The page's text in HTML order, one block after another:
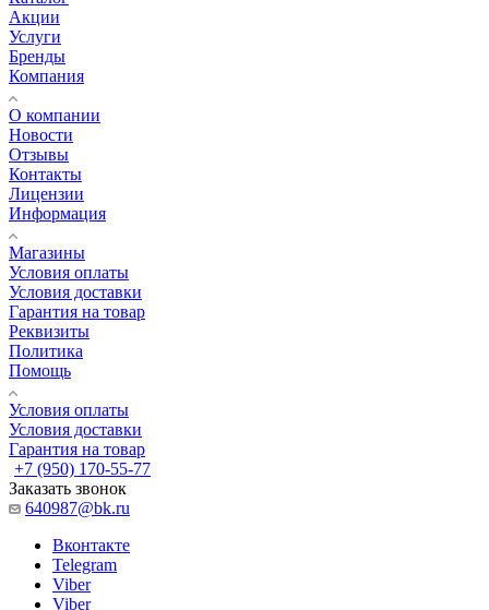
Акции
Услуги
Бренды
Компания
О компании
Новости
Отзывы
Контакты
Лицензии
Информация
Магазины
Условия оплаты
Условия доставки
Гарантия на товар
Реквизиты
Политика
Помощь
Условия оплаты
Условия доставки
Гарантия на товар
+7 (950) 170-55-77
Заказать звонок
640987@bk.ru
Вконтакте
Telegram
Viber
Viber